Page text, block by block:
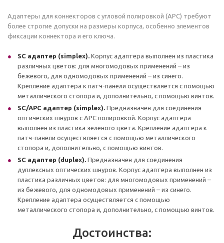
Адаптеры для коннекторов с угловой полировкой (APC) требуют
более строгие допуски на размеры корпуса, особенно элементов
фиксации коннектора и его ключа.
SC адаптер (simplex). Корпус адаптера выполнен из пластика
различных цветов: для многомодовых применений – из
бежевого, для одномодовых применений – из синего.
Крепление адаптера к патч-панели осуществляется с помощью
металлического стопора и, дополнительно, с помощью винтов.
SC/APC адаптер (simplex). Предназначен для соединения
оптических шнуров с APC полировкой. Корпус адаптера
выполнен из пластика зеленого цвета. Крепление адаптера к
патч-панели осуществляется с помощью металлического
стопора и, дополнительно, с помощью винтов.
SC адаптер (duplex). Предназначен для соединения
дуплексных оптических шнуров. Корпус адаптера выполнен из
пластика различных цветов: для многомодовых применений –
из бежевого, для одномодовых применений – из синего.
Крепление адаптера осуществляется с помощью
металлического стопора и, дополнительно, с помощью винтов.
Достоинства: